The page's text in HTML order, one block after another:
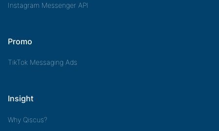
Instagram Messenger API
Promo
TikTok Messaging Ads
Insight
Why Qiscus?